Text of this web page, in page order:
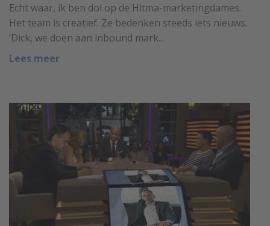
Echt waar, ik ben dol op de Hitma-marketingdames.
Het team is creatief. Ze bedenken steeds iets nieuws.
‘Dick, we doen aan inbound mark...
Lees meer